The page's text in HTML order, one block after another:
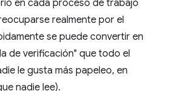
en cada proceso de trabajo
realmente por el
se puede convertir en
de verificación" que todo el
le gusta más papeleo, en
nadie lee).